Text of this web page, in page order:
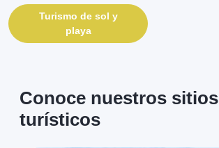
Turismo de sol y
playa
Conoce nuestros sitios
turísticos